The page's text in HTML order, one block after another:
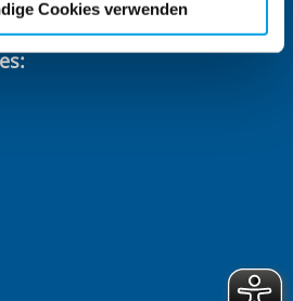
zur Bereitstellung der von Ihnen
gewünschten Website-
Cookies setzen wir aufgrund
und daher unabhängig von einer
Cookies verwenden